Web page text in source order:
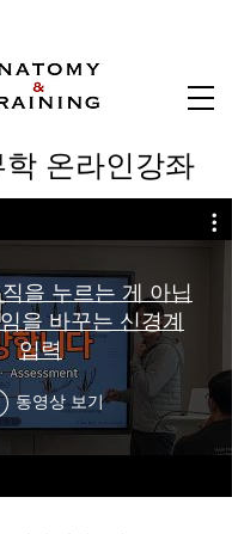
학 온라인강좌
을 누르는 게 아닙
을 바꾸는 신경계
입력
동영상 보기